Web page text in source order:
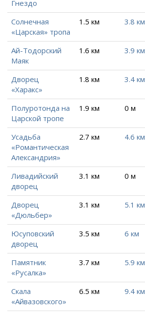
Гнездо
Солнечная
«Царская» тропа
1.5 км 3.8 км
Ай-Тодорский
Маяк
1.6 км 3.9 км
Дворец
«Харакс»
1.8 км 3.4 км
Полуротонда на
Царской тропе
1.9 км 0 м
Усадьба
«Романтическая
Александрия»
2.7 км 4.6 км
Ливадийский
дворец
3.1 км 0 м
Дворец
«Дюльбер»
3.1 км 5.1 км
Юсуповский
дворец
3.5 км 6 км
Памятник
«Русалка»
3.7 км 5.9 км
Скала
«Айвазовского»
6.5 км 9.4 км